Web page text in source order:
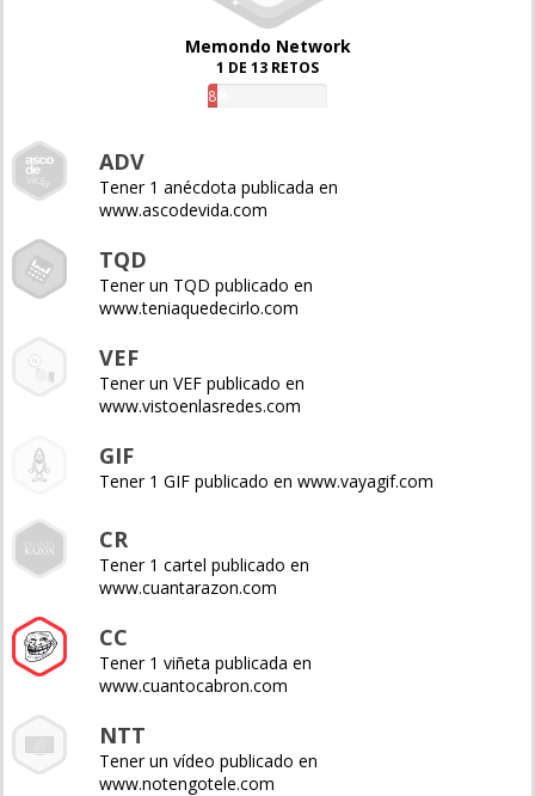
Memondo Network
1 DE 13 RETOS
8%
ADV
Tener 1 anécdota publicada en
www.ascodevida.com
TQD
Tener un TQD publicado en
www.teniaquedecirlo.com
VEF
Tener un VEF publicado en
www.vistoenlasredes.com
GIF
Tener 1 GIF publicado en www.vayagif.com
CR
Tener 1 cartel publicado en
www.cuantarazon.com
CC
Tener 1 viñeta publicada en
www.cuantocabron.com
NTT
Tener un vídeo publicado en
www.notengotele.com